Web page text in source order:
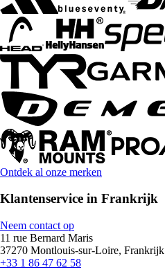
Ontdek al onze merken
Klantenservice in Frankrijk
Neem contact op
11 rue Bernard Maris
37270 Montlouis-sur-Loire, Frankrijk
+33 1 86 47 62 58